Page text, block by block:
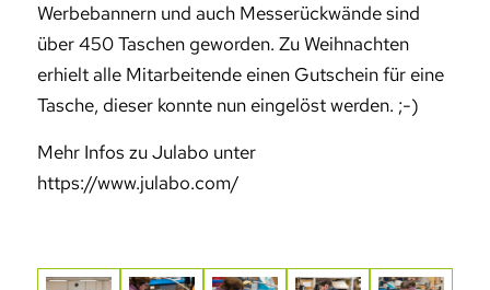
Werbebannern und auch Messerückwände sind
über 450 Taschen geworden. Zu Weihnachten
erhielt alle Mitarbeitende einen Gutschein für eine
Tasche, dieser konnte nun eingelöst werden. ;-)
Mehr Infos zu Julabo unter
https://www.julabo.com/